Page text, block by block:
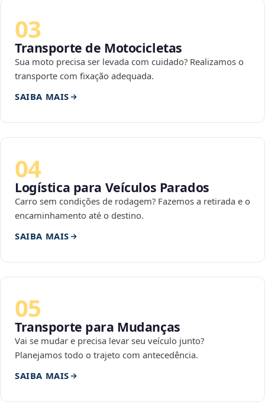
03
Transporte de Motocicletas
Sua moto precisa ser levada com cuidado? Realizamos o
transporte com fixação adequada.
SAIBA MAIS
04
Logística para Veículos Parados
Carro sem condições de rodagem? Fazemos a retirada e o
encaminhamento até o destino.
SAIBA MAIS
05
Transporte para Mudanças
Vai se mudar e precisa levar seu veículo junto?
Planejamos todo o trajeto com antecedência.
SAIBA MAIS